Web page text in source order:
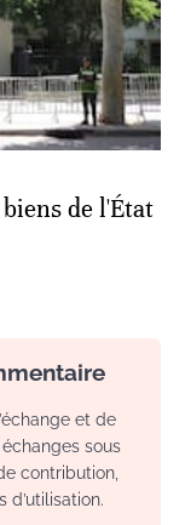
de l'État
et de
sous
contribution,
d’utilisation.